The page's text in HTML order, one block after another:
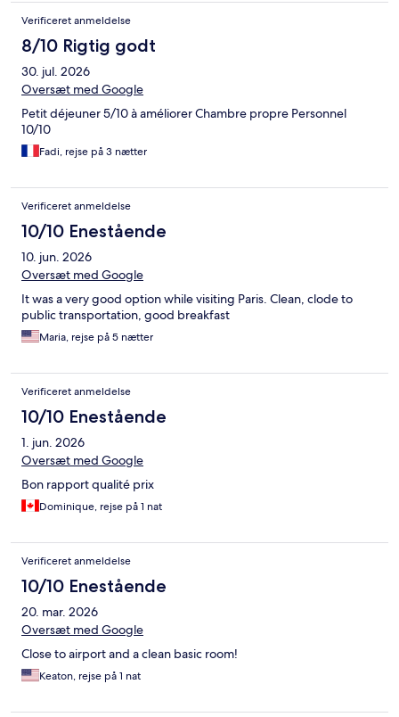
Verificeret anmeldelse
8/10 Rigtig godt
30. jul. 2026
Oversæt med Google
Petit déjeuner 5/10 à améliorer Chambre propre Personnel
10/10
Fadi, rejse på 3 nætter
Verificeret anmeldelse
10/10 Enestående
10. jun. 2026
Oversæt med Google
It was a very good option while visiting Paris. Clean, clode to
public transportation, good breakfast
Maria, rejse på 5 nætter
Verificeret anmeldelse
10/10 Enestående
1. jun. 2026
Oversæt med Google
Bon rapport qualité prix
Dominique, rejse på 1 nat
Verificeret anmeldelse
10/10 Enestående
20. mar. 2026
Oversæt med Google
Close to airport and a clean basic room!
Keaton, rejse på 1 nat